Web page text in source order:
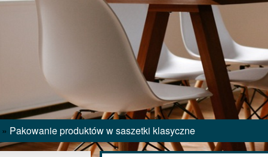
» Pakowanie produktów w saszetki klasyczne